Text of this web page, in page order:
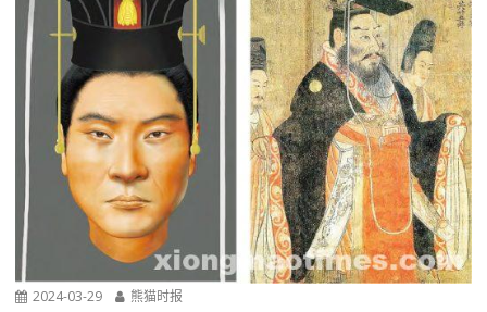
2024-03-29 熊猫时报